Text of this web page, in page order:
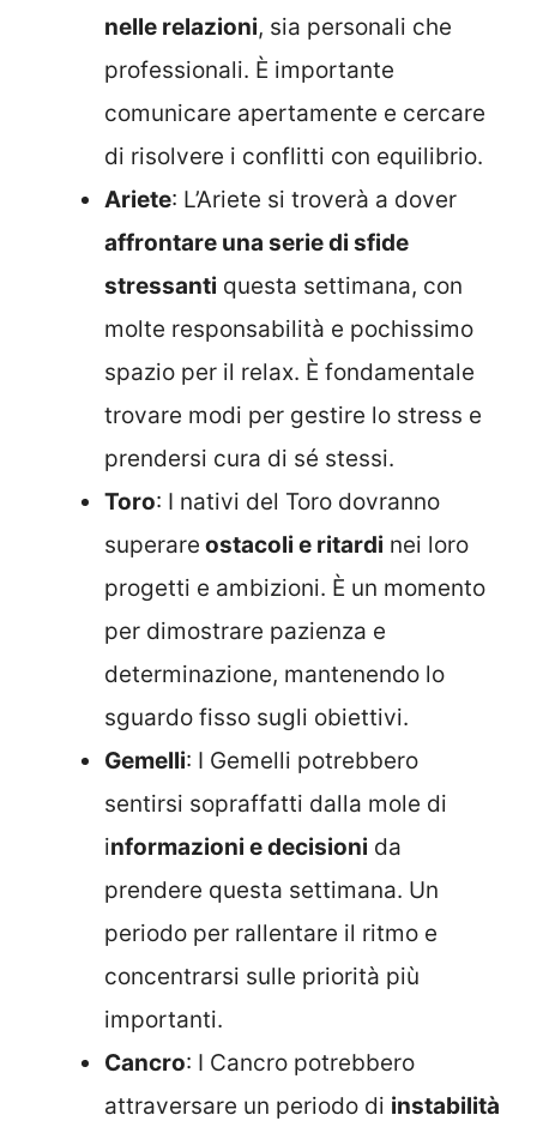
nelle relazioni, sia personali che
professionali. È importante
comunicare apertamente e cercare
di risolvere i conflitti con equilibrio.
Ariete: L’Ariete si troverà a dover
affrontare una serie di sfide
stressanti questa settimana, con
molte responsabilità e pochissimo
spazio per il relax. È fondamentale
trovare modi per gestire lo stress e
prendersi cura di sé stessi.
Toro: I nativi del Toro dovranno
superare ostacoli e ritardi nei loro
progetti e ambizioni. È un momento
per dimostrare pazienza e
determinazione, mantenendo lo
sguardo fisso sugli obiettivi.
Gemelli: I Gemelli potrebbero
sentirsi sopraffatti dalla mole di
informazioni e decisioni da
prendere questa settimana. Un
periodo per rallentare il ritmo e
concentrarsi sulle priorità più
importanti.
Cancro: I Cancro potrebbero
attraversare un periodo di instabilità